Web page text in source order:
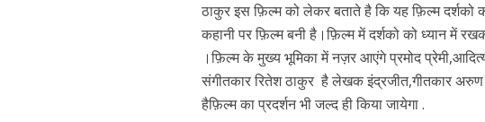
पवन सिंह का बॉलीवुड में महाधमाका,
ठाकुर इस फ़िल्म को लेकर बताते है कि यह फ़िल्म
कहानी पर फ़िल्म बनी है।फ़िल्म में दर्शको को ध्यान में
।फ़िल्म के मुख्य भूमिका में नज़र आएंगे प्रमोद
संगीतकार रितेश ठाकुर है लेखक इंद्रजीत,गीतकार अरुण
हैफ़िल्म का प्रदर्शन भी जल्द ही किया जायेगा .